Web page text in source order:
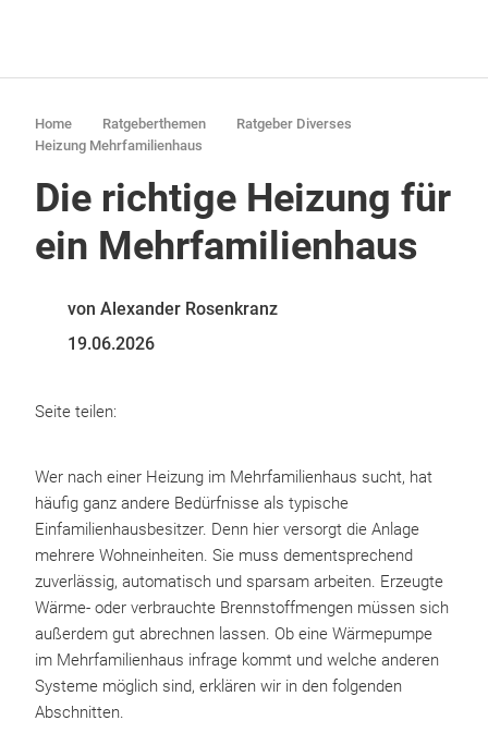
Home Ratgeberthemen
Ratgeber Diverses
Heizung Mehrfamilienhaus
Die richtige Heizung für
ein Mehrfamilienhaus
von Alexander Rosenkranz
19.06.2026
Seite teilen:
Wer nach einer Heizung im Mehrfamilienhaus sucht, hat
häufig ganz andere Bedürfnisse als typische
Einfamilienhausbesitzer. Denn hier versorgt die Anlage
mehrere Wohneinheiten. Sie muss dementsprechend
zuverlässig, automatisch und sparsam arbeiten. Erzeugte
Wärme- oder verbrauchte Brennstoffmengen müssen sich
außerdem gut abrechnen lassen. Ob eine Wärmepumpe
im Mehrfamilienhaus infrage kommt und welche anderen
Systeme möglich sind, erklären wir in den folgenden
Abschnitten.